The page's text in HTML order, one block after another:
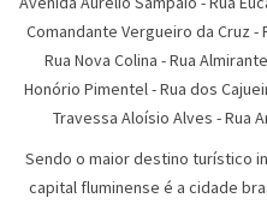
Comandante Vergueiro da Cruz -
Rua Nova Colina -Rua
Honório Pimentel-Rua dos
Travessa Aloísio Alves -Rua
Sendo o maior destino turístico
capital fluminense é a cidade